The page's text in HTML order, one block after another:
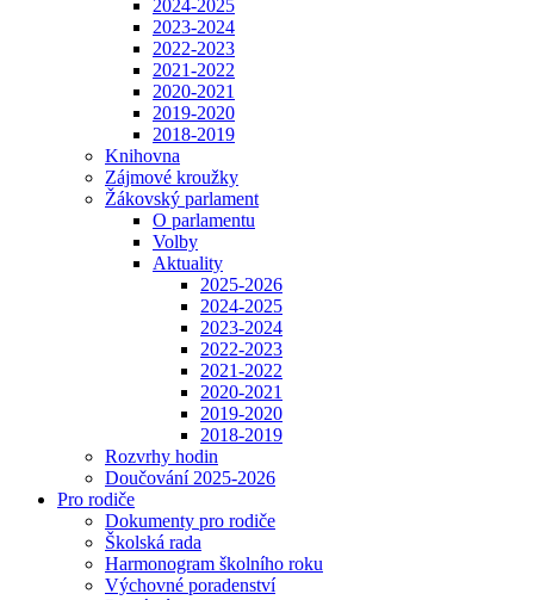
2024-2025
2023-2024
2022-2023
2021-2022
2020-2021
2019-2020
2018-2019
Knihovna
Zájmové kroužky
Žákovský parlament
O parlamentu
Volby
Aktuality
2025-2026
2024-2025
2023-2024
2022-2023
2021-2022
2020-2021
2019-2020
2018-2019
Rozvrhy hodin
Doučování 2025-2026
Pro rodiče
Dokumenty pro rodiče
Školská rada
Harmonogram školního roku
Výchovné poradenství